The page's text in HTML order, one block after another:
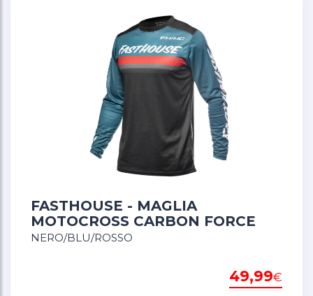
FASTHOUSE - MAGLIA
MOTOCROSS CARBON FORCE
NERO/BLU/ROSSO
49,99€